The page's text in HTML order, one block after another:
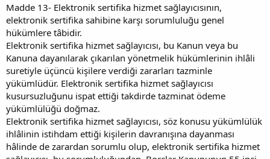
Madde 13- Elektronik sertifika hizmet sağlayıcısının,
elektronik sertifika sahibine karşı sorumluluğu genel
hükümlere tâbidir.
Elektronik sertifika hizmet sağlayıcısı, bu Kanun veya bu
Kanuna dayanılarak çıkarılan yönetmelik hükümlerinin ihlâli
suretiyle üçüncü kişilere verdiği zararları tazminle
yükümlüdür. Elektronik sertifika hizmet sağlayıcısı
kusursuzluğunu ispat ettiği takdirde tazminat ödeme
yükümlülüğü doğmaz.
Elektronik sertifika hizmet sağlayıcısı, söz konusu yükümlülük
ihlâlinin istihdam ettiği kişilerin davranışına dayanması
hâlinde de zarardan sorumlu olup, elektronik sertifika hizmet